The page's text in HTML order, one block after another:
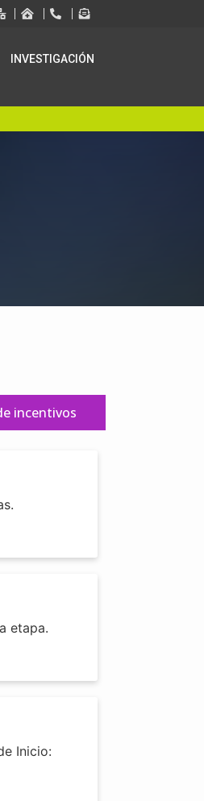
INVESTIGACIÓN
incentivos
etapa.
Inicio: